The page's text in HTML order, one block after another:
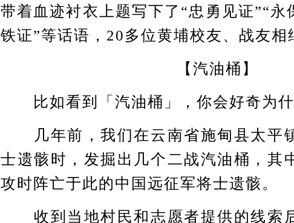
带着血迹衬衣上题写下了“忠勇见证”“永
铁证”等话语，20多位黄埔校友、战友相
【汽油桶】
比如看到「汽油桶」，你会好奇为什
几年前，我们在云南省施甸县太平
士遗骸时，发掘出几个二战汽油桶，其
攻时阵亡于此的中国远征军将士遗骸。
收到当地村民和志愿者提供的线索